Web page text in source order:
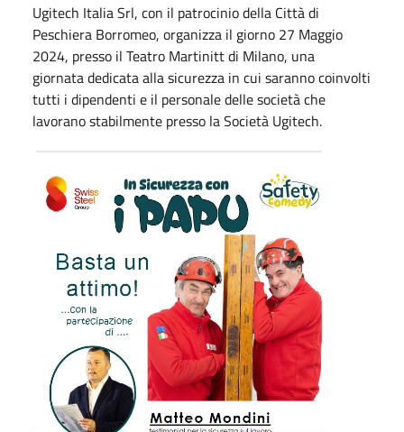
Ugitech Italia Srl, con il patrocinio della Città di
Peschiera Borromeo, organizza il giorno 27 Maggio
2024, presso il Teatro Martinitt di Milano, una
giornata dedicata alla sicurezza in cui saranno coinvolti
tutti i dipendenti e il personale delle società che
lavorano stabilmente presso la Società Ugitech.